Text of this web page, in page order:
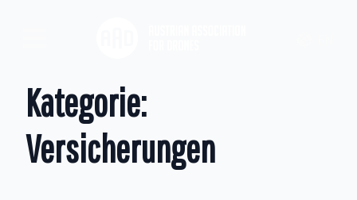
Kategorie:
Versicherungen